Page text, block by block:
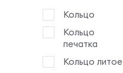
Кольцо
Кольцо
печатка
Кольцо литое